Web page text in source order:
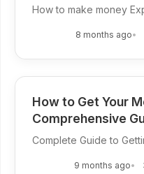
How to make money
8 months ago
How to Get Your
Comprehensive
Complete Guide to
9 months ago